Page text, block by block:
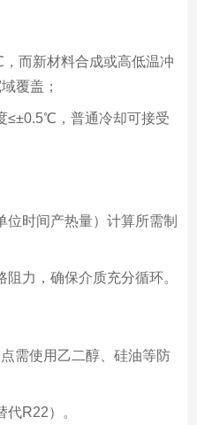
而新材料合成或高低温冲
覆盖；
≤±0.5℃，普通冷却可接受
时间产热量）计算所需制
力，确保介质充分循环。
需使用乙二醇、硅油等防
R22）。